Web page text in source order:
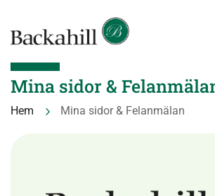
Mina sidor &
Hem 5 Mina sidor & Felanmälan